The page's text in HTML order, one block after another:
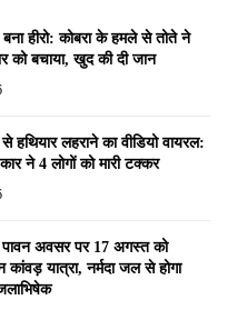
बना हीरो: कोबरा के हमले से तोते ने
को बचाया, खुद की दी जान
हथियार लहराने का वीडियो वायरल:
ने 4 लोगों को मारी टक्कर
अवसर पर 17 अगस्त को
यात्रा, नर्मदा जल से होगा